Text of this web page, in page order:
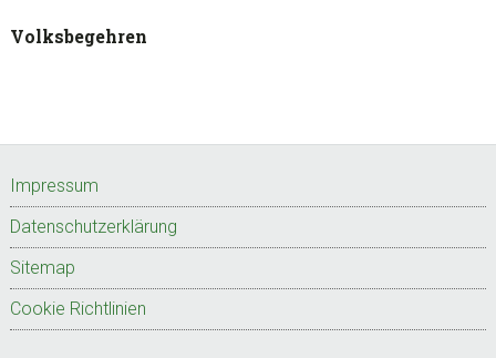
Volksbegehren
Footer
Impressum
Datenschutzerklärung
Sitemap
Cookie Richtlinien